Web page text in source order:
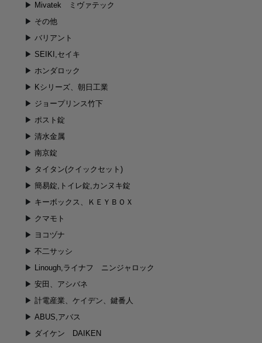
Mivatek ミヴァテック
その他
バリアント
SEIKI,セイキ
ホンダロック
Kシリーズ、朝日工業
ジョープリンス竹下
ポスト錠
清水金属
南京錠
タイタン(クイックセット)
簡易錠,トイレ錠,カンヌキ錠
キーボックス、ＫＥＹＢＯＸ
クマモト
ヨコヅナ
不二サッシ
Linough,ライナフ ニンジャロック
安田、アシバネ
計電産業、ケイデン、鍵番人
ABUS,アバス
ダイケン DAIKEN